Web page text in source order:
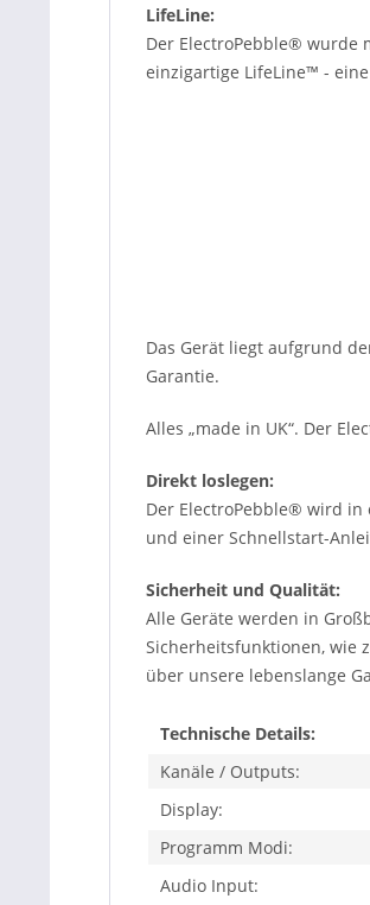
LifeLine:
Der ElectroPebble® wurde
einzigartige LifeLine™ -
Das Gerät liegt aufgrund
Garantie.
Alles „made in UK“. Der
Direkt loslegen:
Der ElectroPebble® wird in
und einer Schnellstart-
Sicherheit und Qualität:
Alle Geräte werden in
Sicherheitsfunktionen, wie
über unsere lebenslange
Technische Details:
Kanäle / Outputs:
Display:
Programm Modi:
Audio Input: